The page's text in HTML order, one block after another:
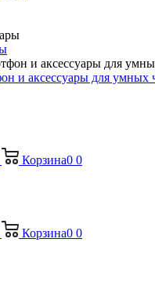
и аксессуары для умных
Корзина0 0
Корзина0 0